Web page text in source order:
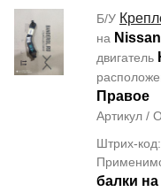
Б/У
на
двигатель
Правое
Артикул /
Штрих-
балки